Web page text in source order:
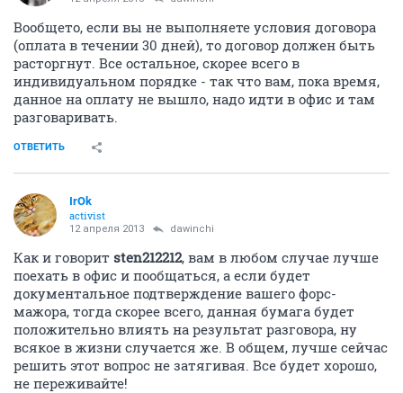
Вообщето, если вы не выполняете условия договора
(оплата в течении 30 дней), то договор должен быть
расторгнут. Все остальное, скорее всего в
индивидуальном порядке - так что вам, пока время,
данное на оплату не вышло, надо идти в офис и там
разговаривать.
ОТВЕТИТЬ
IrOk
activist
12 апреля 2013 dawinchi
Как и говорит sten212212, вам в любом случае лучше
поехать в офис и пообщаться, а если будет
документальное подтверждение вашего форс-
мажора, тогда скорее всего, данная бумага будет
положительно влиять на результат разговора, ну
всякое в жизни случается же. В общем, лучше сейчас
решить этот вопрос не затягивая. Все будет хорошо,
не переживайте!